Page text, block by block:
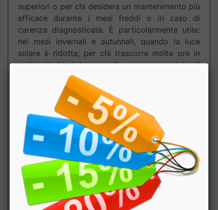
superiori o per chi desidera un mantenimento più
efficace durante i mesi freddi o in caso di
carenza diagnosticata. È particolarmente utile:
nei mesi invernali e autunnali, quando la luce
solare è ridotta; per chi trascorre molte ore in
ambienti chiusi; in caso di carenza accertata di
vitamina D; per sostenere ossatura, muscoli e
difese immunitarie nei periodi di stress o
stanchezza. Modo d'uso: Assumere una perla al
giorno con acqua. vvertenze e Conservazione:
Non eccedere la dose giornaliera consigliata. Gli
integratori non vanno intesi come sostituto di
una dieta variata, equilibrata e di uno stile di vita
sano. Una dieta variata, equilibrata ed uno stile
di vita sano sono importanti. Tenere fuori della
portata dei bambini di età inferiore ai 3 anni. Da
conservare in luogo fresco e asciutto.